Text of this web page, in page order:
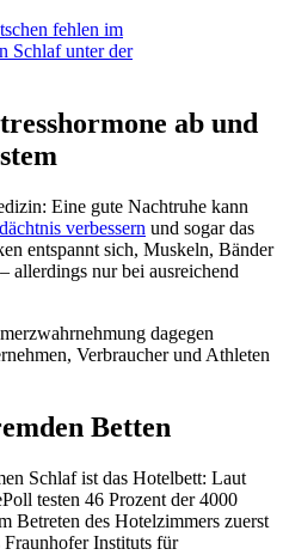
fehlen im
Schlaf unter der
ab und
Eine gute Nachtruhe kann
verbessern und sogar das
entspannt sich, Muskeln, Bänder
allerdings nur bei ausreichend
dagegen
Verbraucher und Athleten
Betten
Schlaf ist das Hotelbett: Laut
testen 46 Prozent der 4000
Betreten des Hotelzimmers zuerst
Instituts für